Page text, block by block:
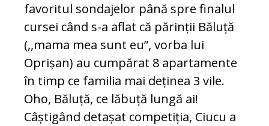
favoritul sondajelor până spre finalul
cursei când s-a aflat că părinții Băluță
(,,mama mea sunt eu”, vorba lui
Oprișan) au cumpărat 8 apartamente
în timp ce familia mai deținea 3 vile.
Oho, Băluță, ce lăbuță lungă ai!
Câștigând detașat competiția, Ciucu a